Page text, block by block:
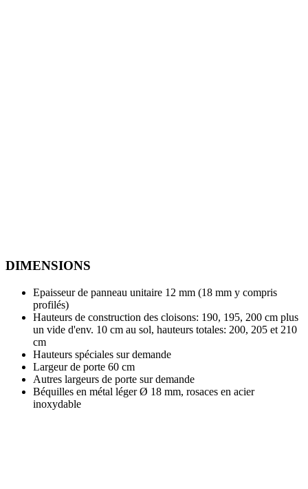
DIMENSIONS
Epaisseur de panneau unitaire 12 mm (18 mm y compris
profilés)
Hauteurs de construction des cloisons: 190, 195, 200 cm plus
un vide d'env. 10 cm au sol, hauteurs totales: 200, 205 et 210
cm
Hauteurs spéciales sur demande
Largeur de porte 60 cm
Autres largeurs de porte sur demande
Béquilles en métal léger Ø 18 mm, rosaces en acier
inoxydable